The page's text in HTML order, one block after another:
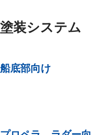
塗装システム
船底部向け